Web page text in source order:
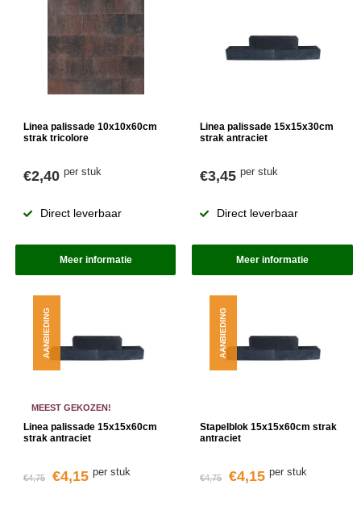
Linea palissade 10x10x60cm
strak tricolore
€2,40 per stuk
Direct leverbaar
Meer informatie
Linea palissade 15x15x30cm
strak antraciet
€3,45per stuk
Direct leverbaar
Meer informatie
MEEST GEKOZEN!
Linea palissade 15x15x60cm
strak antraciet
€4,75 €4,15 per stuk
AANBIEDING
Stapelblok 15x15x60cm strak
antraciet
€4,75 €4,15 per stuk
AANBIEDING